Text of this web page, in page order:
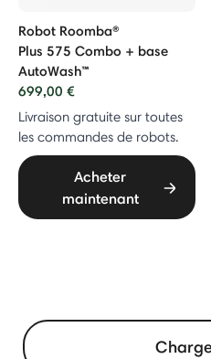
Robot Roomba®
Plus 575 Combo + base
AutoWash™
699,00 €
Livraison gratuite sur toutes
les commandes de robots.
Acheter
maintenant